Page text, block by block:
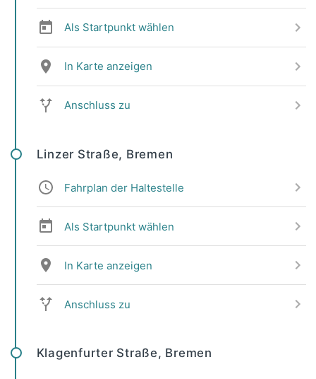
Als Startpunkt wählen
In Karte anzeigen
Anschluss zu
Linzer Straße, Bremen
Fahrplan der Haltestelle
Als Startpunkt wählen
In Karte anzeigen
Anschluss zu
Klagenfurter Straße, Bremen